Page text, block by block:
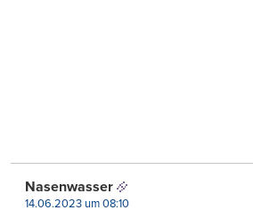
Nasenwasser
14.06.2023 um 08:10